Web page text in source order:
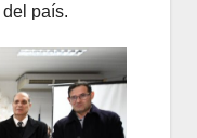
país.